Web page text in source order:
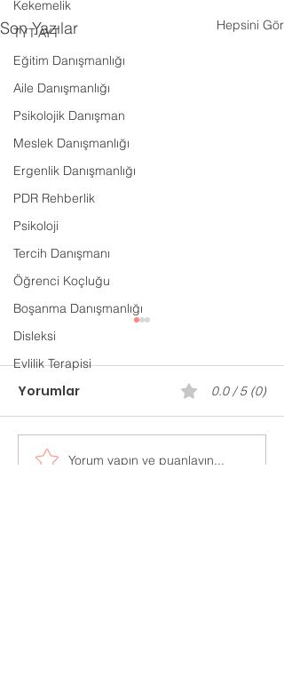
Kekemelik
TYT-AYT
Eğitim Danışmanlığı
Aile Danışmanlığı
Psikolojik Danışman
Meslek Danışmanlığı
Ergenlik Danışmanlığı
PDR Rehberlik
Psikoloji
Tercih Danışmanı
Öğrenci Koçluğu
Boşanma Danışmanlığı
Disleksi
Evlilik Terapisi
Son Yazılar Hepsini Gör
Evlilik Öncesi
Yorumlar 0.0 / 5 (0)
Yorum yapın ve puanlayın...